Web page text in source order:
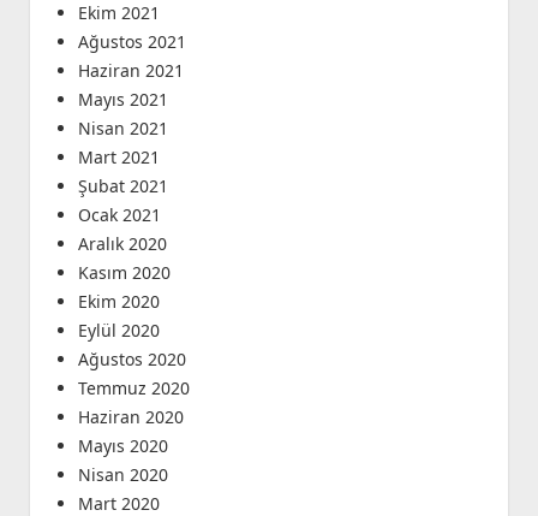
Ekim 2021
Ağustos 2021
Haziran 2021
Mayıs 2021
Nisan 2021
Mart 2021
Şubat 2021
Ocak 2021
Aralık 2020
Kasım 2020
Ekim 2020
Eylül 2020
Ağustos 2020
Temmuz 2020
Haziran 2020
Mayıs 2020
Nisan 2020
Mart 2020